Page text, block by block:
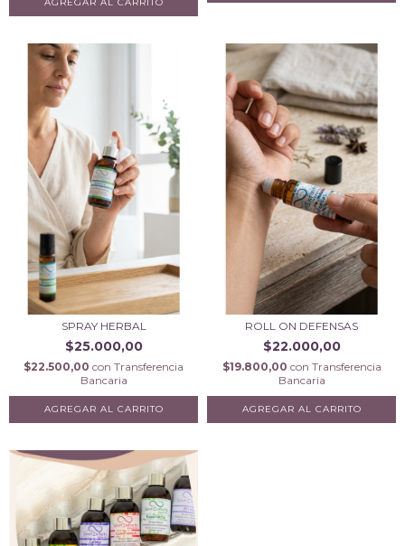
SPRAY HERBAL
$25.000,00
$22.500,00 con Transferencia
Bancaria
AGREGAR AL CARRITO
ROLL ON DEFENSAS
$22.000,00
$19.800,00 con Transferencia
Bancaria
AGREGAR AL CARRITO